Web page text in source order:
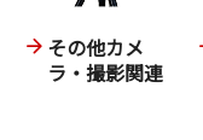
その他カメ
ラ・撮影関連